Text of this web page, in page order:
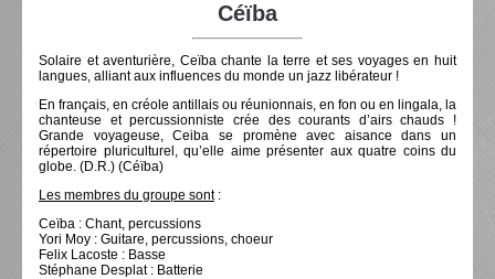
Céïba
Solaire et aventurière, Ceïba chante la terre et ses voyages en huit
langues, alliant aux influences du monde un jazz libérateur !
En français, en créole antillais ou réunionnais, en fon ou en lingala, la
chanteuse et percussionniste crée des courants d’airs chauds !
Grande voyageuse, Ceiba se promène avec aisance dans un
répertoire pluriculturel, qu’elle aime présenter aux quatre coins du
globe. (D.R.) (Céïba)
Les membres du groupe sont:
Ceïba : Chant, percussions
Yori Moy : Guitare, percussions, choeur
Felix Lacoste : Basse
Stéphane Desplat : Batterie